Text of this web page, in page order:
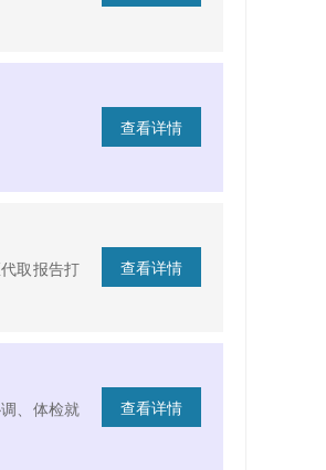
查看详情
查看详情
取报告打
查看详情
、体检就